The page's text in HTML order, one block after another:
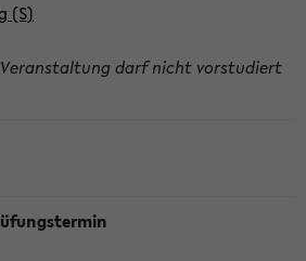
(S)
Veranstaltung darf nicht vorstudiert